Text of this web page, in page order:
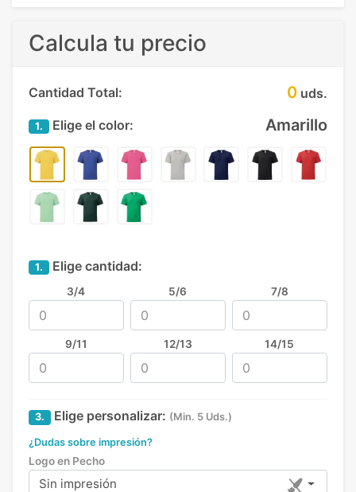
Calcula tu precio
Cantidad Total: 0 uds.
1. Elige el color: Amarillo
1. Elige cantidad:
3/4 5/6 7/8
9/11 12/13 14/15
3. Elige personalizar: (Min. 5 Uds.)
¿Dudas sobre impresión?
Logo en Pecho
Sin impresión